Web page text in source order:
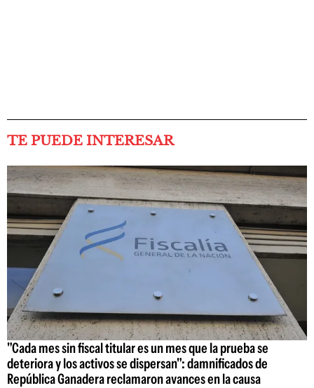
TE PUEDE INTERESAR
"Cada mes sin fiscal titular es un mes que la prueba se
deteriora y los activos se dispersan": damnificados de
República Ganadera reclamaron avances en la causa